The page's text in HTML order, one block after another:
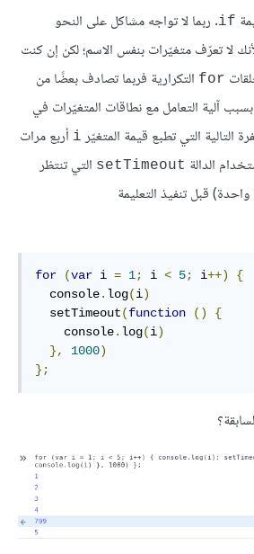
if. ربما لا تواجه مشاكل على النحو
لا تعرّف متغيّرات بنفس الاسم؛ لكن إن كنت
for التكرارية فربما تصادف بعضًا من
آلية التعامل مع نطاقات المتغيّرات في
التالية التي تطبع قيمة المتغيّر i أربع مرات
الدالة setTimeout التي تنتظر
for (var i = 1; i < 5; i++)
{
  console
. log(i)
  setTimeout
(function ()
{
    console
. log(i)
},
1000)
};